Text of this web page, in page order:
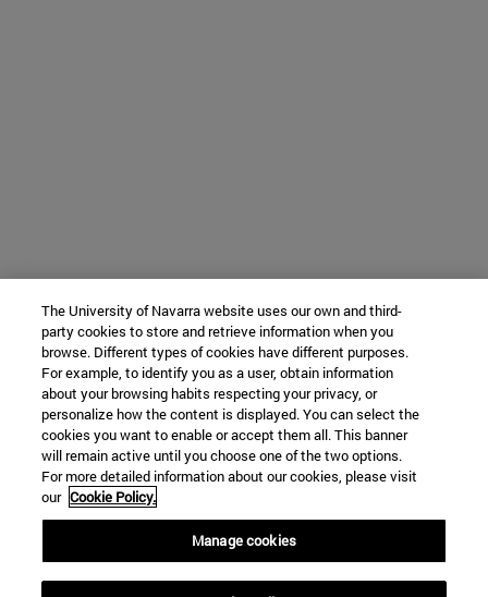
The University of Navarra website uses our own and third-
party cookies to store and retrieve information when you
browse. Different types of cookies have different purposes.
For example, to identify you as a user, obtain information
about your browsing habits respecting your privacy, or
personalize how the content is displayed. You can select the
cookies you want to enable or accept them all. This banner
will remain active until you choose one of the two options.
For more detailed information about our cookies, please visit
our Cookie Policy.
Manage cookies